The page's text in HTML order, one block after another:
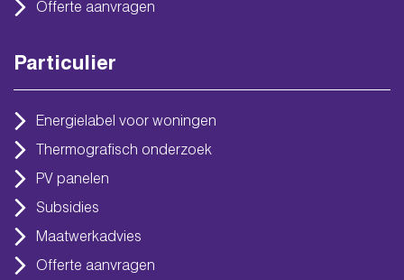
Offerte aanvragen
Particulier
Energielabel voor woningen
Thermografisch onderzoek
PV panelen
Subsidies
Maatwerkadvies
Offerte aanvragen